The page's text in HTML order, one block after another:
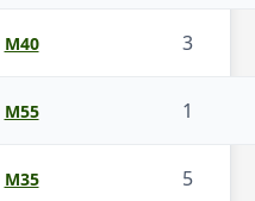
M40 3
M55 1
M35 5